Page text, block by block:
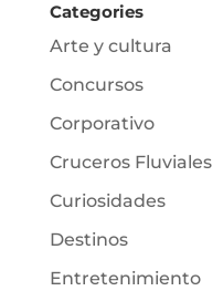
Categories
Arte y cultura
Concursos
Corporativo
Cruceros Fluviales
Curiosidades
Destinos
Entretenimiento